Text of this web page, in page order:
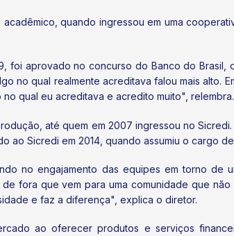
quando ingressou em uma
foi aprovado no concurso do Banco do Brasil,
no qual realmente acreditava falou mais alto.
qual eu acreditava e acredito muito", relembra.
até quem em 2007 ingressou no
ao Sicredi em 2014, quando assumiu o cargo
no engajamento das equipes em torno de
fora que vem para uma comunidade que
e faz a diferença", explica o diretor.
ao oferecer produtos e serviços